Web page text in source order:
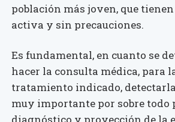
población más joven, que
activa y sin precauciones.
Es fundamental, en cuanto se
hacer la consulta médica, para
tratamiento indicado,
muy importante por sobre todo